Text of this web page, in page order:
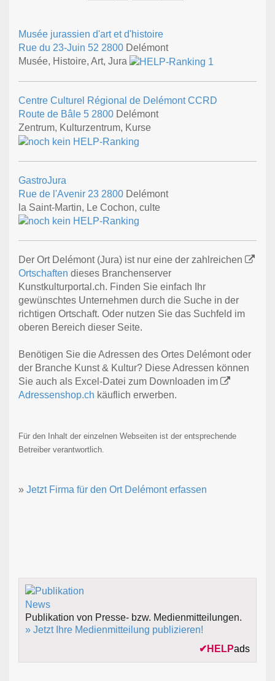
Musée jurassien d'art et d'histoire
Rue du 23-Juin 52 2800 Delémont
Musée, Histoire, Art, Jura
Centre Culturel Régional de Delémont CCRD
Route de Bâle 5 2800 Delémont
Zentrum, Kulturzentrum, Kurse
GastroJura
Rue de l'Avenir 23 2800 Delémont
la Saint-Martin, Le Cochon, culte
Der Ort Delémont (Jura) ist nur eine der zahlreichen
Ortschaften dieses Branchenserver
Kunstkulturportal.ch. Finden Sie einfach Ihr
gewünschtes Unternehmen durch die Suche in der
richtigen Ortschaft. Oder nutzen Sie das Suchfeld im
oberen Bereich dieser Seite.
Benötigen Sie die Adressen des Ortes Delémont oder
der Branche Kunst & Kultur? Diese Adressen können
Sie auch als Excel-Datei zum Downloaden im
Adressenshop.ch käuflich erwerben.
Für den Inhalt der einzelnen Webseiten ist der entsprechende
Betreiber verantwortlich.
» Jetzt Firma für den Ort Delémont erfassen
Publikation von Presse- bzw. Medienmitteilungen.
» Jetzt Ihre Medienmitteilung publizieren!
✔ HELPads